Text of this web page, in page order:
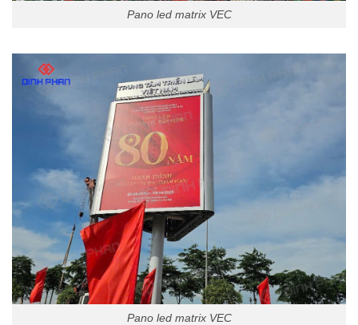
Pano led matrix VEC
Pano led matrix VEC